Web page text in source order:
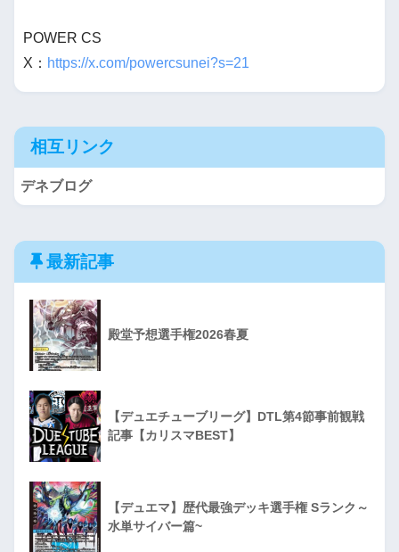
POWER CS
X： https://x.com/powercsunei?s=21
相互リンク
デネブログ
最新記事
殿堂予想選手権2026春夏
【デュエチューブリーグ】DTL第4節事前観戦
記事【カリスマBEST】
【デュエマ】歴代最強デッキ選手権 Sランク～
水単サイバー篇~